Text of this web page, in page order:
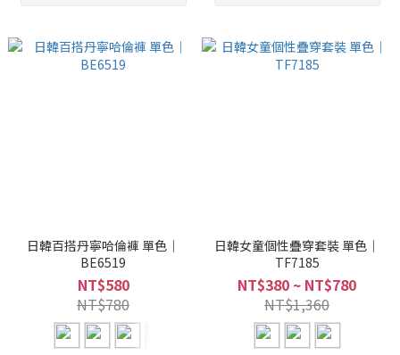
日韓百搭丹寧哈倫褲 單色｜
BE6519
NT$580
NT$780
日韓女童個性疊穿套裝 單色｜
TF7185
NT$380 ~ NT$780
NT$1,360